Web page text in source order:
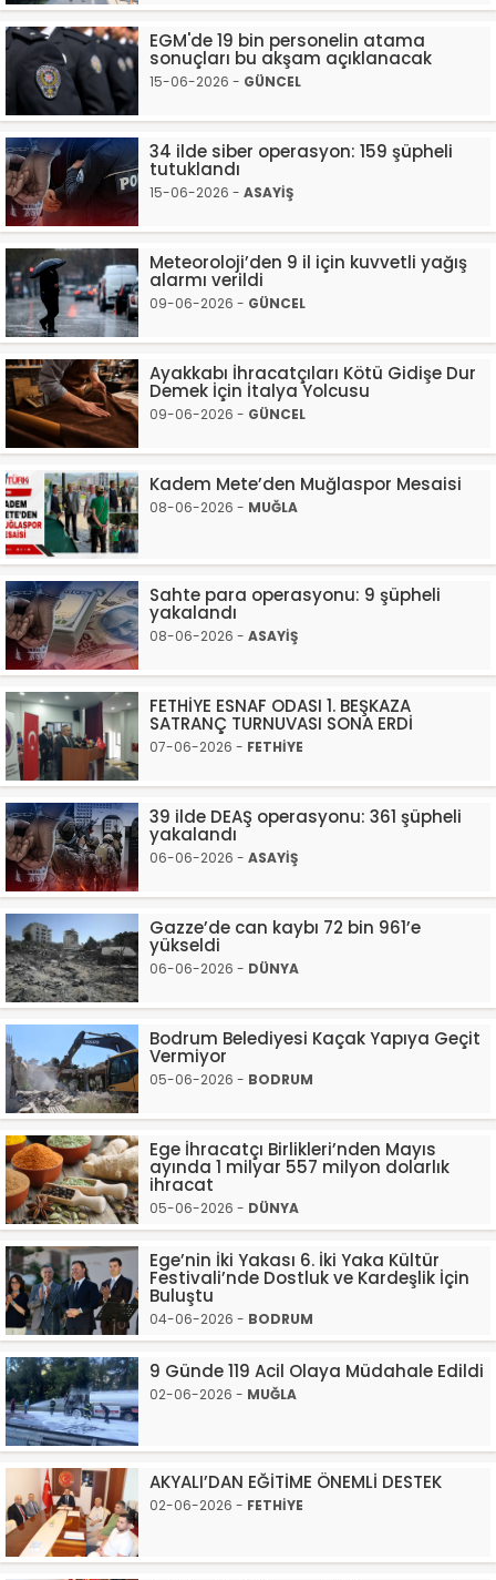
EGM'de 19 bin personelin atama
sonuçları bu akşam açıklanacak
15-06-2026 - GÜNCEL
34 ilde siber operasyon: 159 şüpheli
tutuklandı
15-06-2026 - ASAYİŞ
Meteoroloji’den 9 il için kuvvetli yağış
alarmı verildi
09-06-2026 - GÜNCEL
Ayakkabı İhracatçıları Kötü Gidişe Dur
Demek İçin İtalya Yolcusu
09-06-2026 - GÜNCEL
Kadem Mete’den Muğlaspor Mesaisi
08-06-2026 - MUĞLA
Sahte para operasyonu: 9 şüpheli
yakalandı
08-06-2026 - ASAYİŞ
FETHİYE ESNAF ODASI 1. BEŞKAZA
SATRANÇ TURNUVASI SONA ERDİ
07-06-2026 - FETHİYE
39 ilde DEAŞ operasyonu: 361 şüpheli
yakalandı
06-06-2026 - ASAYİŞ
Gazze’de can kaybı 72 bin 961’e
yükseldi
06-06-2026 - DÜNYA
Bodrum Belediyesi Kaçak Yapıya Geçit
Vermiyor
05-06-2026 - BODRUM
Ege İhracatçı Birlikleri’nden Mayıs
ayında 1 milyar 557 milyon dolarlık
ihracat
05-06-2026 - DÜNYA
Ege’nin İki Yakası 6. İki Yaka Kültür
Festivali’nde Dostluk ve Kardeşlik İçin
Buluştu
04-06-2026 - BODRUM
9 Günde 119 Acil Olaya Müdahale Edildi
02-06-2026 - MUĞLA
AKYALI’DAN EĞİTİME ÖNEMLİ DESTEK
02-06-2026 - FETHİYE